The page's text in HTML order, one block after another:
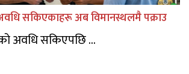
सकिएकाहरू अब विमानस्थलमै पक्राउ
अवधि सकिएपछि ...